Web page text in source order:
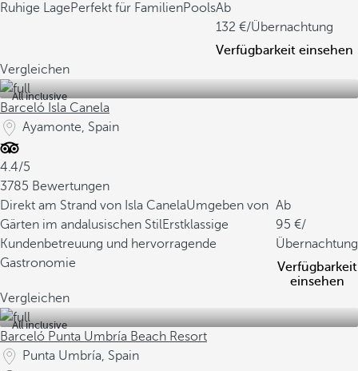
Ruhige LagePerfekt für FamilienPoolsAb
132
/Übernachtung
Verfügbarkeit einsehen
Vergleichen
All inclusive
Barceló Isla Canela
Ayamonte, Spain
4.4/5
3785 Bewertungen
Direkt am Strand von Isla CanelaUmgeben von
Gärten im andalusischen StilErstklassige
Kundenbetreuung und hervorragende
Gastronomie
Ab
95
/
Übernachtung
Verfügbarkeit
einsehen
Vergleichen
All inclusive
Barceló Punta Umbría Beach Resort
Punta Umbría, Spain